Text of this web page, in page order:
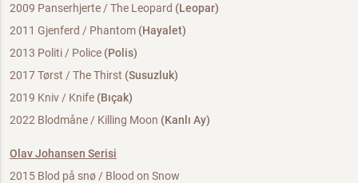
2009 Panserhjerte / The Leopard (Leopar)
2011 Gjenferd / Phantom (Hayalet)
2013 Politi / Police (Polis)
2017 Tørst / The Thirst (Susuzluk)
2019 Kniv / Knife (Bıçak)
2022 Blodmåne / Killing Moon (Kanlı Ay)
Olav Johansen Serisi
2015 Blod på snø / Blood on Snow